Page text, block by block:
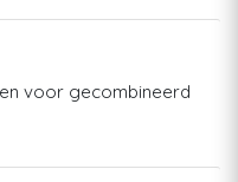
voor gecombineerd